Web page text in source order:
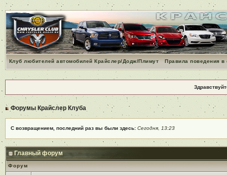
Клуб любителей автомобилей Крайслер/Додж/Плимут Правила поведения
Форумы Крайслер Клуба
С возвращением, последний раз вы были здесь: Сегодня, 13:23
Главный форум
Форум